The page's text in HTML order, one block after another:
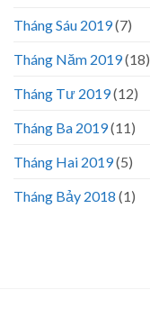
Tháng Sáu 2019(7)
Tháng Năm 2019(18)
Tháng Tư 2019(12)
Tháng Ba 2019(11)
Tháng Hai 2019(5)
Tháng Bảy 2018 (1)